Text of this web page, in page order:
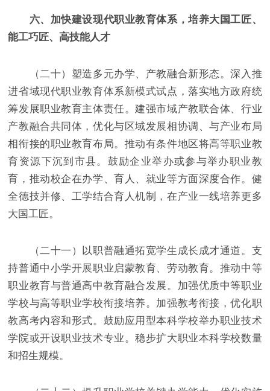
六、加快建设现代职业教育体系，培养大国工匠、
能工巧匠、高技能人才
（二十）塑造多元办学、产教融合新形态。深入推
进省域现代职业教育体系新模式试点，落实地方政府统
筹发展职业教育主体责任。建强市域产教联合体、行业
产教融合共同体，优化与区域发展相协调、与产业布局
相衔接的职业教育布局。推动有条件地区将高等职业教
育资源下沉到市县。鼓励企业举办或参与举办职业教
育，推动校企在办学、育人、就业等方面深度合作。健
全德技并修、工学结合育人机制，在产业一线培养更多
大国工匠。
（二十一）以职普融通拓宽学生成长成才通道。支
持普通中小学开展职业启蒙教育、劳动教育。推动中等
职业教育与普通高中教育融合发展。加强优质中等职业
学校与高等职业学校衔接培养。加强教考衔接，优化职
教高考内容和形式。鼓励应用型本科学校举办职业技术
学院或开设职业技术专业。稳步扩大职业本科学校数量
和招生规模。